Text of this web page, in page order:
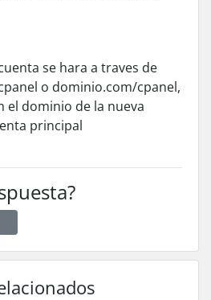
se hara a traves de
o dominio.com/cpanel,
el dominio de la nueva
principal